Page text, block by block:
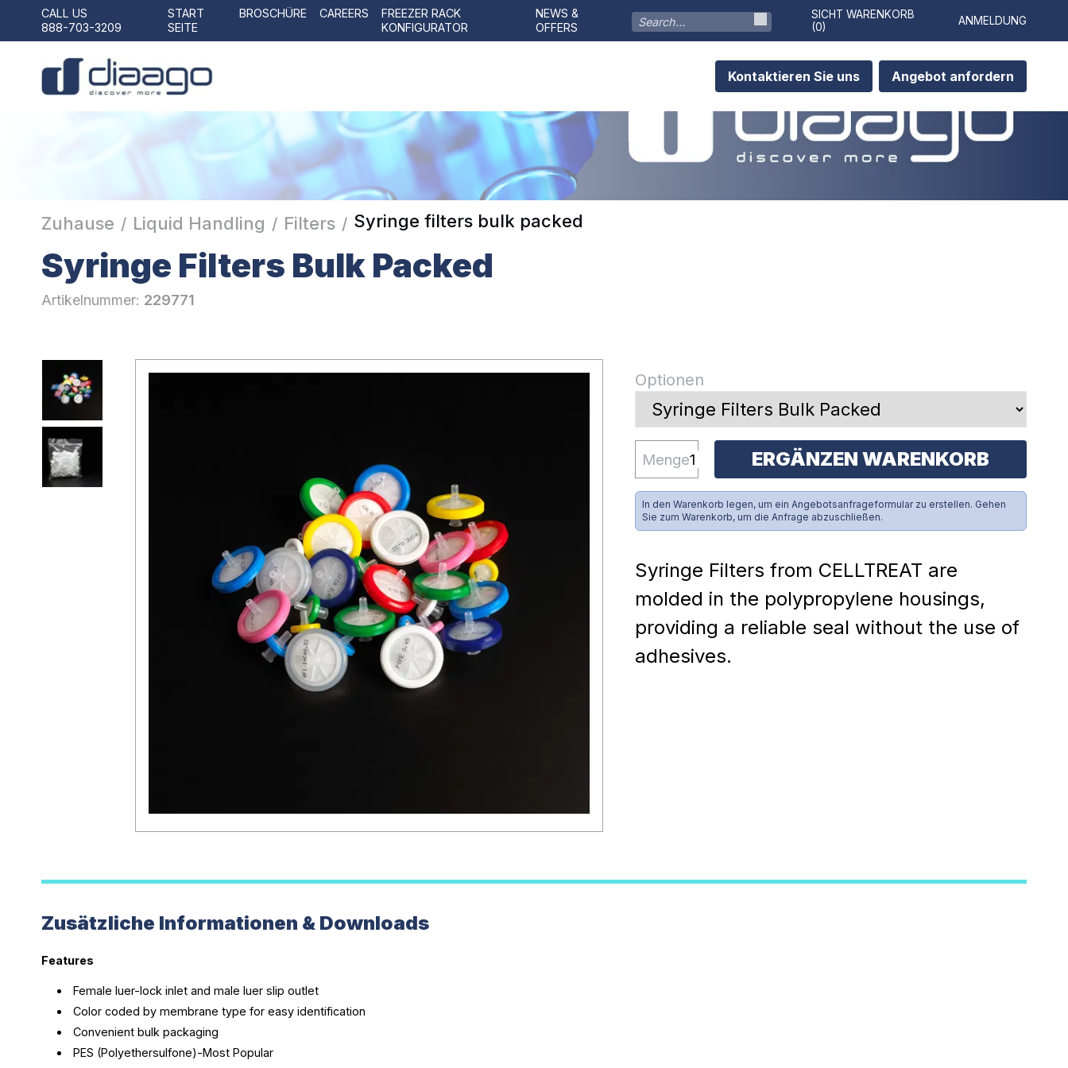
CALL US
888-703-3209
START
SEITE
BROSCHÜRE CAREERS
FREEZER RACK
KONFIGURATOR
NEWS &
OFFERS
SICHT WARENKORB
(0) ANMELDUNG
Kontaktieren Sie uns Angebot anfordern
Zuhause / Liquid Handling / Filters / Syringe filters bulk packed
Syringe Filters Bulk Packed
Artikelnummer: 229771
Optionen
Menge ERGÄNZEN WARENKORB
In den Warenkorb legen, um ein Angebotsanfrageformular zu erstellen. Gehen
Sie zum Warenkorb, um die Anfrage abzuschließen.
Syringe Filters from CELLTREAT are
molded in the polypropylene housings,
providing a reliable seal without the use of
adhesives.
Zusätzliche Informationen & Downloads
Features
Female luer-lock inlet and male luer slip outlet
Color coded by membrane type for easy identification
Convenient bulk packaging
PES (Polyethersulfone)-Most Popular